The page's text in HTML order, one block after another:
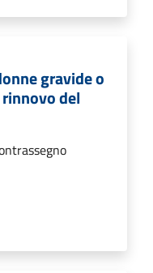
gravide o
del